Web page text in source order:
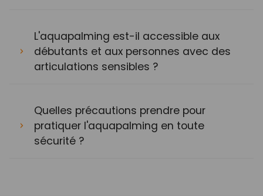
L'aquapalming est-il accessible aux
débutants et aux personnes avec des
articulations sensibles ?
Quelles précautions prendre pour
pratiquer l'aquapalming en toute
sécurité ?